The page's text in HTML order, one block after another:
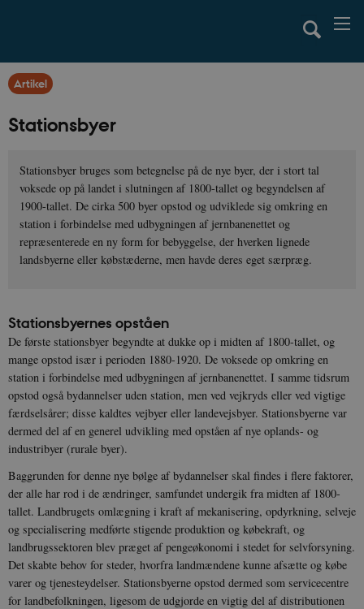
Artikel
Stationsbyer
Stationsbyer bruges som betegnelse på de nye byer, der i stort tal
voksede op på landet i slutningen af 1800-tallet og begyndelsen af
1900-tallet. De cirka 500 byer opstod og udviklede sig omkring en
station i forbindelse med udbygningen af jernbanenettet og
repræsenterede en ny form for bebyggelse, der hverken lignede
landsbyerne eller købstæderne, men havde deres eget særpræg.
Stationsbyernes opståen
De første stationsbyer begyndte at dukke op i midten af 1800-tallet, og
mange opstod især i perioden 1880-1920. De voksede op omkring en
station i forbindelse med udbygningen af jernbanenettet. I samme tidsrum
opstod også bydannelser uden station, men ved vejkryds eller ved vigtige
færdselsårer; disse kaldtes vejbyer eller landevejsbyer. Stationsbyerne var
dermed del af en generel udvikling med opståen af nye oplands- og
industribyer (rurale byer).
Baggrunden for denne nye bølge af bydannelser skal findes i flere faktorer,
der alle har rod i de ændringer, samfundet undergik fra midten af 1800-
tallet. Landbrugets omlægning i kraft af mekanisering, opdyrkning, selveje
og specialisering medførte stigende produktion og købekraft, og
landbrugssektoren blev præget af pengeøkonomi i stedet for selvforsyning.
Det skabte behov for steder, hvorfra landmændene kunne afsætte og købe
varer og tjenesteydelser. Stationsbyerne opstod dermed som servicecentre
for landbefolkningen, ligesom de udgjorde en vigtig del af distributionen